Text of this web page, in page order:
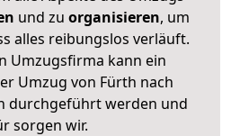
und zu organisieren, um
alles reibungslos verläuft.
Umzugsfirma kann ein
Umzug von Fürth nach
durchgeführt werden und
sorgen wir.